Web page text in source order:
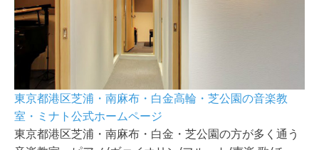
東京都港区芝浦・南麻布・白金高輪・芝公園の音楽教
室・ミナト公式ホームページ
東京都港区芝浦・南麻布・白金・芝公園の方が多く通う